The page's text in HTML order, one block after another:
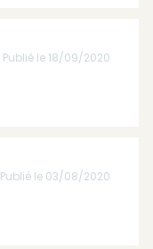
Publié le 18/09/2020
Publié le 03/08/2020